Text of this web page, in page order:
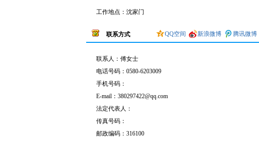
工作地点：沈家门
联系方式 QQ空间 新浪微博 腾讯微博
联系人： 傅女士
电话号码： 0580-6203009
手机号码：
E-mail： 380297422@qq.com
法定代表人：
传真号码：
邮政编码：316100